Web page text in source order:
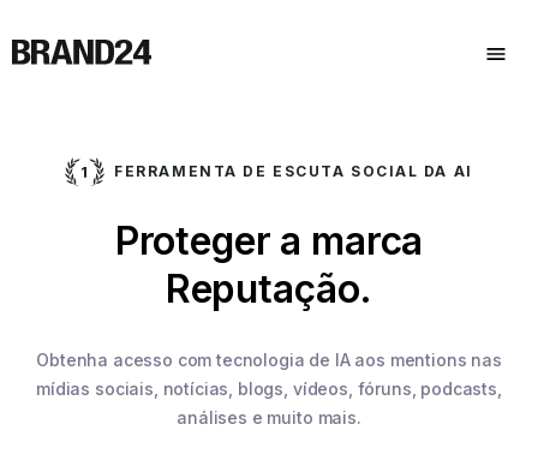
FERRAMENTA DE ESCUTA SOCIAL DA AI
Proteger a marca
Reputação.
Obtenha acesso com tecnologia de IA aos mentions nas
mídias sociais, notícias, blogs, vídeos, fóruns, podcasts,
análises e muito mais.